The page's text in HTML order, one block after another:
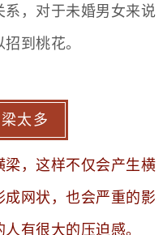
，对于未婚男女来说
到桃花。
太多
，这样不仅会产生横
网状，也会严重的影
有很大的压迫感。